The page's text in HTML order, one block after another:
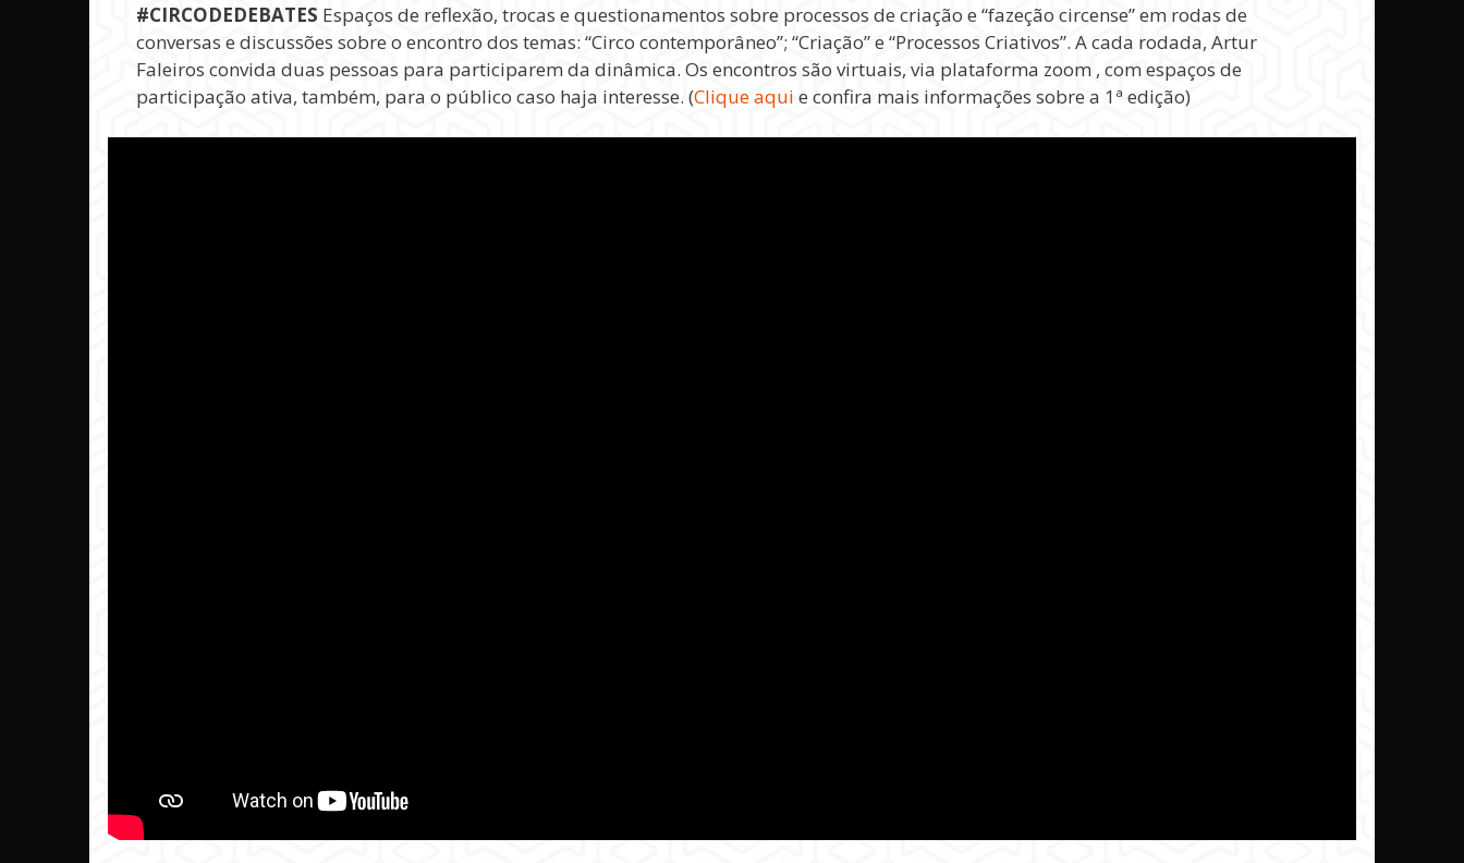
#CIRCODEDEBATES Espaços de reflexão, trocas e questionamentos sobre processos de criação e “fazeção circense” em rodas de
conversas e discussões sobre o encontro dos temas: “Circo contemporâneo”; “Criação” e “Processos Criativos”. A cada rodada, Artur
Faleiros convida duas pessoas para participarem da dinâmica. Os encontros são virtuais, via plataforma zoom , com espaços de
participação ativa, também, para o público caso haja interesse. (Clique aqui e confira mais informações sobre a 1ª edição)